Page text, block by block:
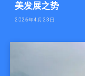
美发展之势
2026年4月23日